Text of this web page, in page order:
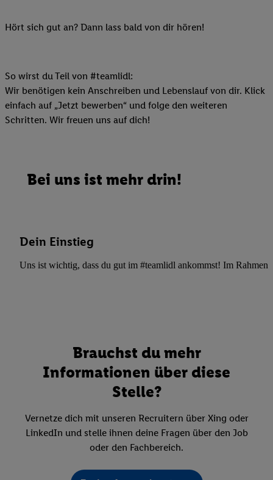
Hört sich gut an? Dann lass bald von dir hören!
So wirst du Teil von #teamlidl:
Wir benötigen kein Anschreiben und Lebenslauf von dir. Klick
einfach auf „Jetzt bewerben“ und folge den weiteren
Schritten. Wir freuen uns auf dich!
Bei uns ist mehr drin!
Dein Einstieg
Uns ist wichtig, dass du gut im #teamlidl ankommst! Im Rahmen
Brauchst du mehr
Informationen über diese
Stelle?
Vernetze dich mit unseren Recruitern über Xing oder
LinkedIn und stelle ihnen deine Fragen über den Job
oder den Fachbereich.